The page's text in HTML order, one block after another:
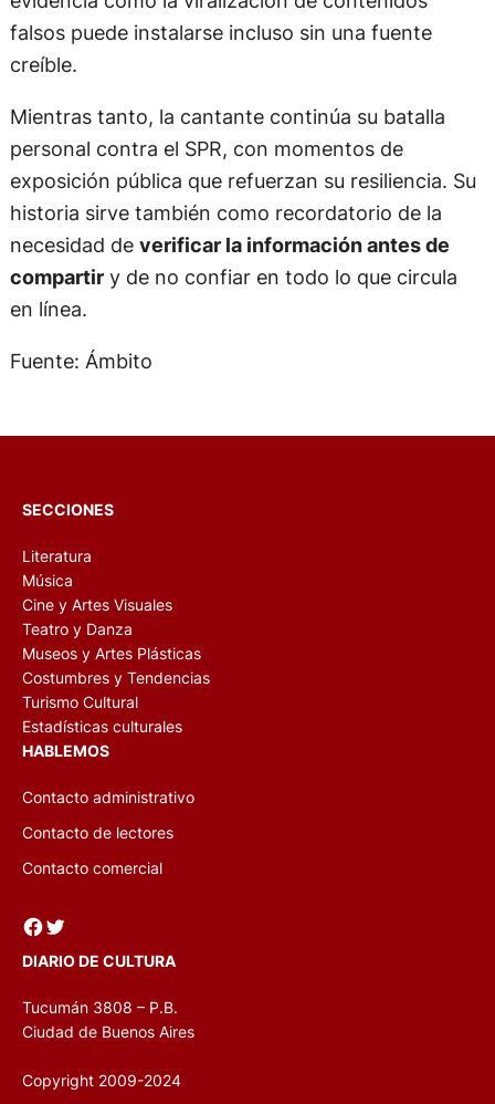
falsos puede instalarse incluso sin una fuente
creíble.
Mientras tanto, la cantante continúa su batalla
personal contra el SPR, con momentos de
exposición pública que refuerzan su resiliencia. Su
historia sirve también como recordatorio de la
necesidad de verificar la información antes de
compartiry de no confiar en todo lo que circula
en línea.
Fuente: Ámbito
SECCIONES
Literatura
Música
Cine y Artes Visuales
Teatro y Danza
Museos y Artes Plásticas
Costumbres y Tendencias
Turismo Cultural
Estadísticas culturales
HABLEMOS
Contacto administrativo
Contacto de lectores
Contacto comercial
Facebook Twitter
DIARIO DE CULTURA
Tucumán 3808 – P.B.
Ciudad de Buenos Aires
Copyright 2009-2024